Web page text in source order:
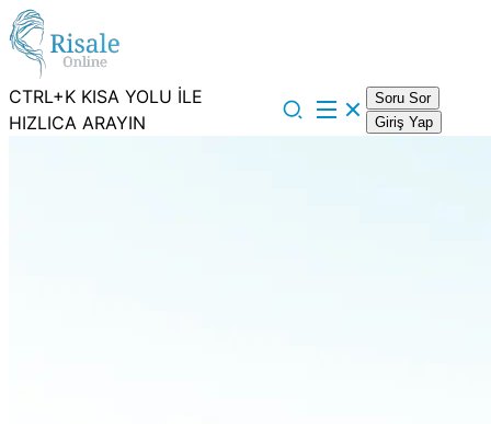
CTRL+K KISA YOLU İLE
HIZLICA ARAYIN
Soru Sor
Giriş Yap